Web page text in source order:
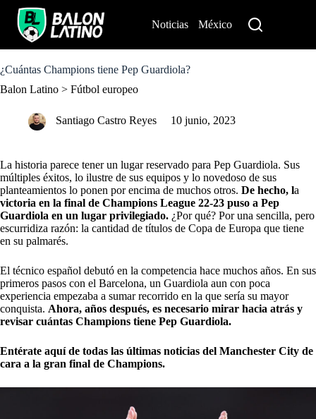
o
o
Noticias México
¿Cuántas Champions tiene Pep Guardiola?
Balon Latino > Fútbol europeo
Santiago Castro Reyes 10 junio, 2023
La historia parece tener un lugar reservado para Pep Guardiola. Sus
múltiples éxitos, lo ilustre de sus equipos y lo novedoso de sus
planteamientos lo ponen por encima de muchos otros. De hecho, la
victoria en la final de Champions League 22-23 puso a Pep
Guardiola en un lugar privilegiado. ¿Por qué? Por una sencilla, pero
escurridiza razón: la cantidad de títulos de Copa de Europa que tiene
en su palmarés.
El técnico español debutó en la competencia hace muchos años. En sus
primeros pasos con el Barcelona, un Guardiola aun con poca
experiencia empezaba a sumar recorrido en la que sería su mayor
conquista. Ahora, años después, es necesario mirar hacia atrás y
revisar cuántas Champions tiene Pep Guardiola.
Entérate aquí de todas las últimas noticias del Manchester City de
cara a la gran final de Champions.